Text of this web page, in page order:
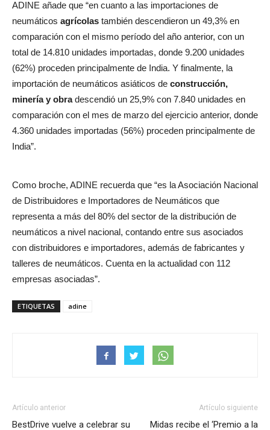
ADINE añade que “en cuanto a las importaciones de
neumáticos agrícolas también descendieron un 49,3% en
comparación con el mismo período del año anterior, con un
total de 14.810 unidades importadas, donde 9.200 unidades
(62%) proceden principalmente de India. Y finalmente, la
importación de neumáticos asiáticos de construcción,
minería y obradescendió un 25,9% con 7.840 unidades en
comparación con el mes de marzo del ejercicio anterior, donde
4.360 unidades importadas (56%) proceden principalmente de
India”.
Como broche, ADINE recuerda que “es la Asociación Nacional
de Distribuidores e Importadores de Neumáticos que
representa a más del 80% del sector de la distribución de
neumáticos a nivel nacional, contando entre sus asociados
con distribuidores e importadores, además de fabricantes y
talleres de neumáticos. Cuenta en la actualidad con 112
empresas asociadas”.
ETIQUETAS adine
Artículo anterior
BestDrive vuelve a celebrar su
Artículo siguiente
Midas recibe el ‘Premio a la